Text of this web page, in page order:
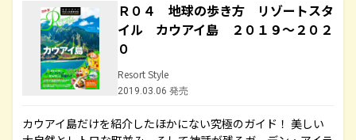
Ｒ０４ 地球の歩き方 リゾートスタ
イル カウアイ島 ２０１９～２０２
０
Resort Style
2019.03.06 発売
カウアイ島だけを紹介したほかにない究極のガイド！ 美しい